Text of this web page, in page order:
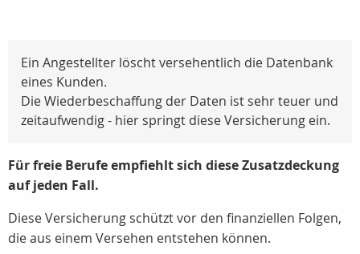
Ein Angestellter löscht versehentlich die Datenbank
eines Kunden.
Die Wiederbeschaffung der Daten ist sehr teuer und
zeitaufwendig - hier springt diese Versicherung ein.
Für freie Berufe empfiehlt sich diese Zusatzdeckung
auf jeden Fall.
Diese Versicherung schützt vor den finanziellen Folgen,
die aus einem Versehen entstehen können.